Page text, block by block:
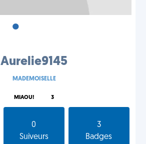
•
Aurelie9145
MADEMOISELLE
MIAOU! 3
0
Suiveurs
3
Badges